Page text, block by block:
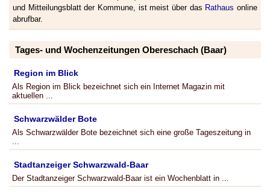
und Mitteilungsblatt der Kommune, ist meist über das Rathaus online
abrufbar.
Tages- und Wochenzeitungen Obereschach (Baar)
Region im Blick
Als Region im Blick bezeichnet sich ein Internet Magazin mit
aktuellen ...
Schwarzwälder Bote
Als Schwarzwälder Bote bezeichnet sich eine große Tageszeitung in
...
Stadtanzeiger Schwarzwald-Baar
Der Stadtanzeiger Schwarzwald-Baar ist ein Wochenblatt in ...